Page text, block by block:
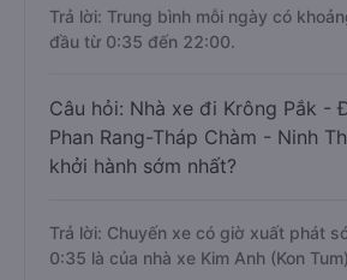
Trả lời: Trung bình mỗi ngày có
đầu từ 0:35 đến 22:00.
Câu hỏi: Nhà xe đi Krông Pắk -
Phan Rang-Tháp Chàm - Ninh
khởi hành sớm nhất?
Trả lời: Chuyến xe có giờ xuất phát
0:35 là của nhà xe Kim Anh (Kon